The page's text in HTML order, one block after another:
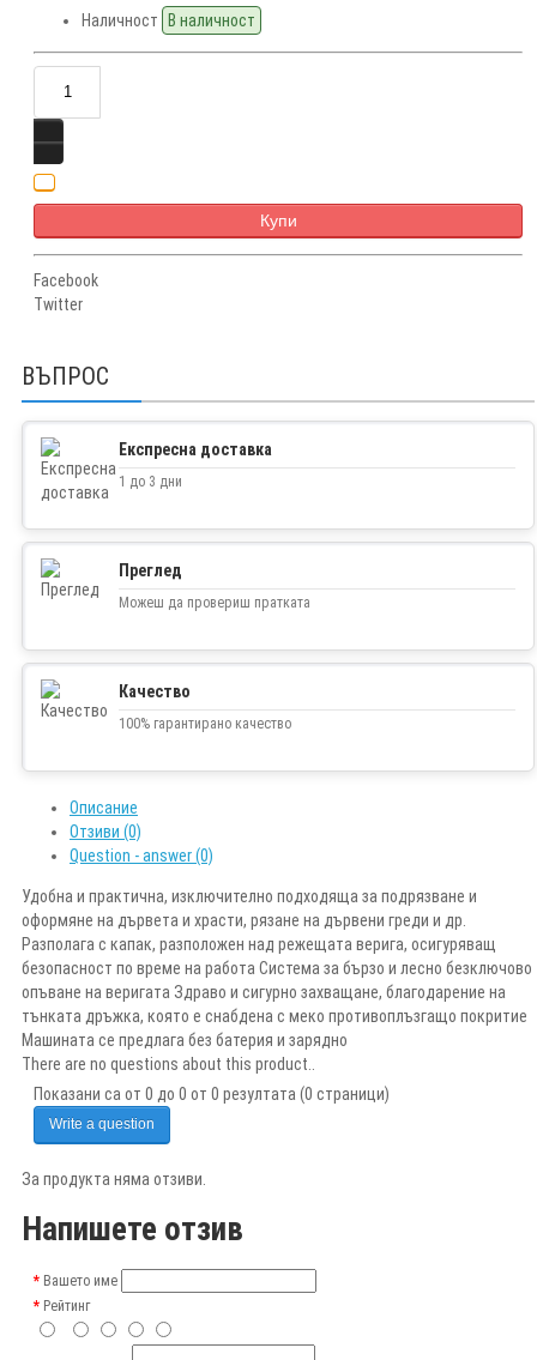
Наличност В наличност
Купи
Facebook
Twitter
ВЪПРОС
Експресна доставка
1 до 3 дни
Преглед
Можеш да провериш пратката
Качество
100% гарантирано качество
Описание
Отзиви (0)
Question - answer (0)
Удобна и практична, изключително подходяща за подрязване и
оформяне на дървета и храсти, рязане на дървени греди и др.
Разполага с капак, разположен над режещата верига, осигуряващ
безопасност по време на работа Система за бързо и лесно безключово
опъване на веригата Здраво и сигурно захващане, благодарение на
тънката дръжка, която е снабдена с меко противоплъзгащо покритие
Машината се предлага без батерия и зарядно
There are no questions about this product..
Показани са от 0 до 0 от 0 резултата (0 страници)
Write a question
За продукта няма отзиви.
Напишете отзив
Вашето име
Рейтинг